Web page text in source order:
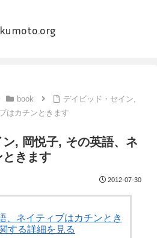
book
デイビッド・セイン,
はカチンときます
, 岡悦子, その英語、ネ
きます
2012-07-30
、ネイティブはカチンとき
する詳細を見る